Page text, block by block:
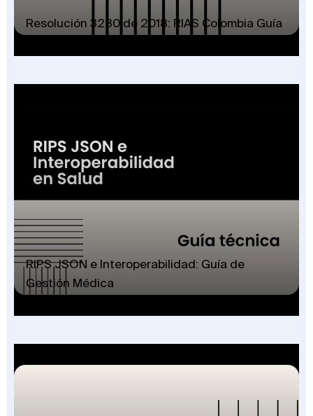
Resolución 3280 de 2018: RIAS Colombia Guía
RIPS JSON e Interoperabilidad: Guía de
Gestión Médica